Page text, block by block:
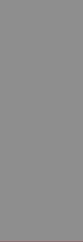
иметь на даче
полезна эта